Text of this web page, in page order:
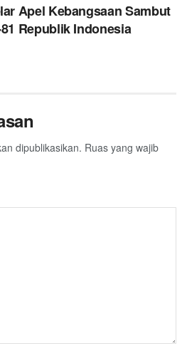
Apel Kebangsaan Sambut
Republik Indonesia
dipublikasikan. Ruas yang wajib